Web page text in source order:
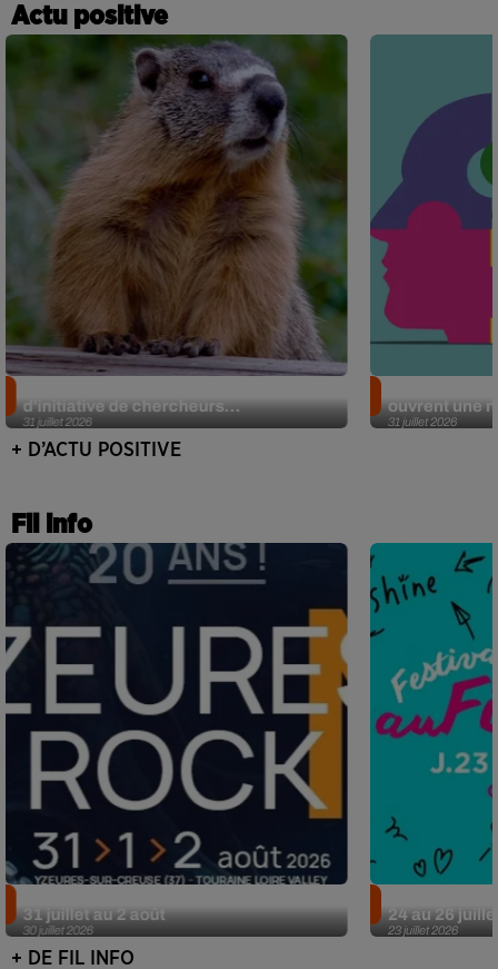
Actu positive
31 juillet 2026
d’initiative de chercheurs...
31 juillet 2026
ouvrent une
+ D’ACTU POSITIVE
Fil info
30 juillet 2026
31 juillet au 2 août
23 juillet 2026
24 au 26
+ DE FIL INFO